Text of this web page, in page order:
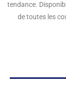
tendance.
de toutes les